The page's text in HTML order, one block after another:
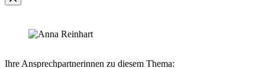
Ihre Ansprechpartnerinnen zu diesem Thema: